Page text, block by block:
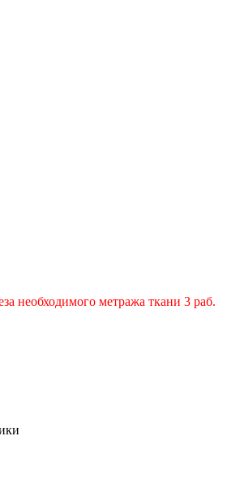
необходимого метража ткани 3 раб.